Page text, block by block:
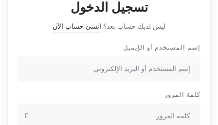
تسجيل الدخول
ليس لديك حساب بعد؟ انشئ حساب الآن
إسم المستخدم أو الإيميل
كلمة المرور